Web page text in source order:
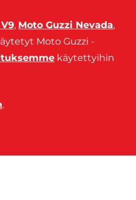
, Moto Guzzi Nevada,
Moto Guzzi -
käytettyihin
.